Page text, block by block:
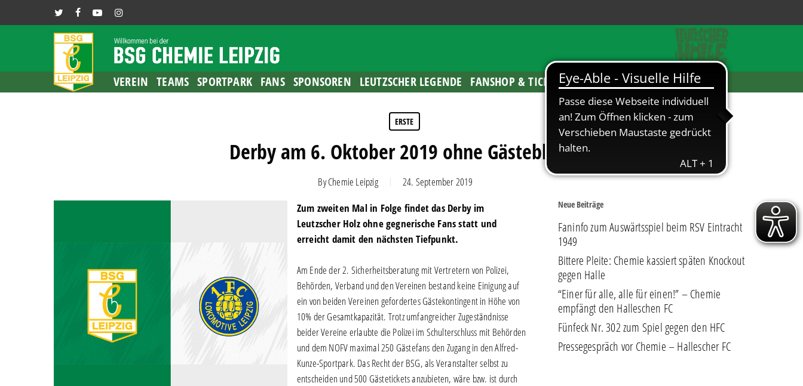
to
TWITTERFACEBOOKYOUTUBEINSTAGRAM
VEREIN TEAMS SPORTPARK FANS SPONSOREN LEUTZSCHER LEGENDE FANSHOP & TICKETS
ERSTE
Derby am 6. Oktober 2019 ohne Gästeblock
ByChemie Leipzig 24. September 2019
Zum zweiten Mal in Folge findet das Derby im
Leutzscher Holz ohne gegnerische Fans statt und
erreicht damit den nächsten Tiefpunkt.
Am Ende der 2. Sicherheitsberatung mit Vertretern von Polizei,
Behörden, Verband und den Vereinen bestand keine Einigung auf
ein von beiden Vereinen gefordertes Gästekontingent in Höhe von
10% der Gesamtkapazität. Trotz umfangreicher Zugeständnisse
beider Vereine erlaubte die Polizei im Schulterschluss mit Behörden
und dem NOFV maximal 250 Gästefans den Zugang in den Alfred-
Kunze-Sportpark. Das Recht der BSG, als Veranstalter selbst zu
entscheiden und 500 Gästetickets anzubieten, wäre bzw. ist durch
Neue Beiträge
Faninfo zum Auswärtsspiel beim RSV Eintracht
1949
Bittere Pleite: Chemie kassiert späten Knockout
gegen Halle
“Einer für alle, alle für einen!” – Chemie
empfängt den Halleschen FC
Fünfeck Nr. 302 zum Spiel gegen den HFC
Pressegespräch vor Chemie – Hallescher FC